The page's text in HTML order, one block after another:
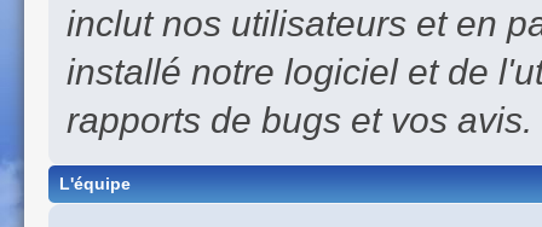
inclut nos utilisateurs et en
installé notre logiciel et de
rapports de bugs et vos avis.
L'équipe